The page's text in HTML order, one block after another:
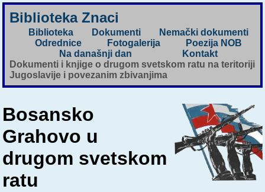
Biblioteka Znaci
Biblioteka Dokumenti
Nemački dokumenti
Odrednice
Fotogalerija
Poezija NOB
Na današnji dan
Kontakt
Dokumenti i knjige o drugom svetskom ratu na teritoriji
Jugoslavije i povezanim zbivanjima
Bosansko
Grahovo u
drugom svetskom
ratu